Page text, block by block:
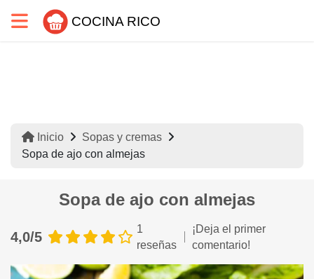
COCINA RICO
Inicio
Sopas y cremas
Sopa de ajo con almejas
Sopa de ajo con almejas
4,0/5
1
reseñas
¡Deja el primer
comentario!